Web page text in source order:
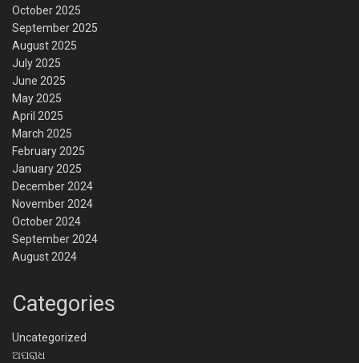
October 2025
September 2025
August 2025
July 2025
June 2025
May 2025
April 2025
March 2025
February 2025
January 2025
December 2024
November 2024
October 2024
September 2024
August 2024
Categories
Uncategorized
ଅପରାଧ